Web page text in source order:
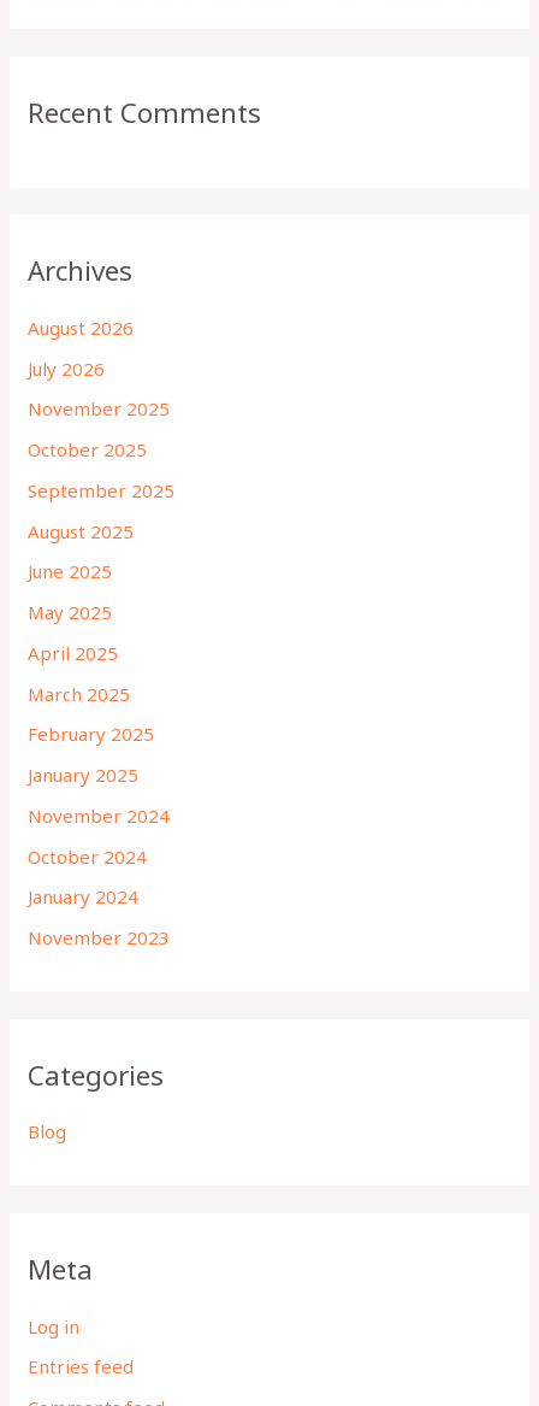
Recent Comments
Archives
August 2026
July 2026
November 2025
October 2025
September 2025
August 2025
June 2025
May 2025
April 2025
March 2025
February 2025
January 2025
November 2024
October 2024
January 2024
November 2023
Categories
Blog
Meta
Log in
Entries feed